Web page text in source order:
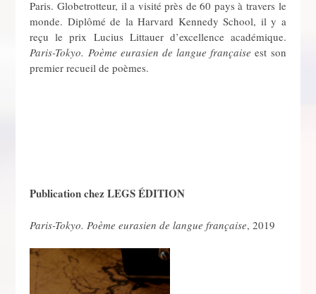
Paris. Globetrotteur, il a visité près de 60 pays à travers le
monde. Diplômé de la Harvard Kennedy School, il y a
reçu le prix Lucius Littauer d’excellence académique.
Paris-Tokyo. Poème eurasien de langue française est son
premier recueil de poèmes.
Publication chez LEGS ÉDITION
Paris-Tokyo. Poème eurasien de langue française, 2019